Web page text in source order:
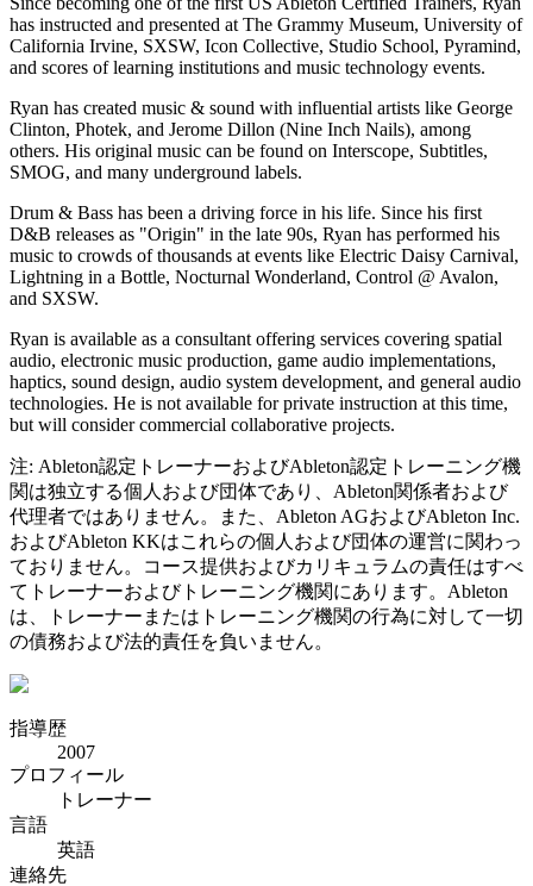
has instructed and presented at The Grammy Museum, University of
California Irvine, SXSW, Icon Collective, Studio School, Pyramind,
and scores of learning institutions and music technology events.
Ryan has created music & sound with influential artists like George
Clinton, Photek, and Jerome Dillon (Nine Inch Nails), among
others. His original music can be found on Interscope, Subtitles,
SMOG, and many underground labels.
Drum & Bass has been a driving force in his life. Since his first
D&B releases as "Origin" in the late 90s, Ryan has performed his
music to crowds of thousands at events like Electric Daisy Carnival,
Lightning in a Bottle, Nocturnal Wonderland, Control @ Avalon,
and SXSW.
Ryan is available as a consultant offering services covering spatial
audio, electronic music production, game audio implementations,
haptics, sound design, audio system development, and general audio
technologies. He is not available for private instruction at this time,
but will consider commercial collaborative projects.
注: Ableton認定トレーナーおよびAbleton認定トレーニング機
関は独立する個人および団体であり、Ableton関係者および
代理者ではありません。また、Ableton AGおよびAbleton Inc.
およびAbleton KKはこれらの個人および団体の運営に関わっ
ておりません。コース提供およびカリキュラムの責任はすべ
てトレーナーおよびトレーニング機関にあります。Ableton
は、トレーナーまたはトレーニング機関の行為に対して一切
の債務および法的責任を負いません。
指導歴
2007
プロフィール
トレーナー
言語
英語
連絡先